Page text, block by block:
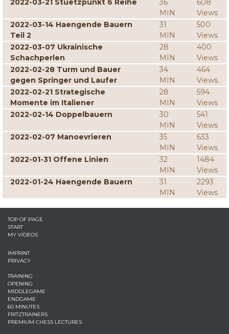
2022-03-21 Stuetzpunkt 6 Reihe
36
MIN
608
Views
2022-03-14 Haengende Bauern
Teil 2
31
MIN
500
Views
2022-03-07 Ukrainische
Schachperlen
28
MIN
400
Views
2022-02-28 Turm und Bauer
gegen Springer und Laufer
34
MIN
464
Views
2022-02-21 Strategische
Momente im Italiener
28
MIN
594
Views
2022-02-14 Doppelbauern
30
MIN
541
Views
2022-02-07 Manoevrieren
35
MIN
633
Views
2022-01-31 Offene Linien
32
MIN
1484
Views
2022-01-24 Haengende Bauern
31
MIN
2293
Views
TOP OF PAGE
START
MY VIDEOS
IMPRINT
PRIVACY
TRAINING
OPENING
MIDDLEGAME
ENDGAME
60 MINUTES
FRITZTRAINERS
PREMIUM CHESS LECTURES